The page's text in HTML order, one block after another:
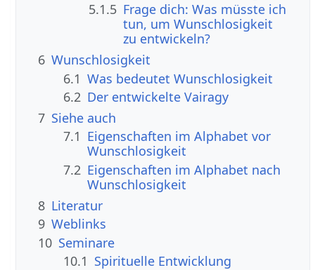
5.1.5 Frage dich: Was müsste ich
tun, um Wunschlosigkeit
zu entwickeln?
6 Wunschlosigkeit
6.1 Was bedeutet Wunschlosigkeit
6.2 Der entwickelte Vairagy
7 Siehe auch
7.1 Eigenschaften im Alphabet vor
Wunschlosigkeit
7.2 Eigenschaften im Alphabet nach
Wunschlosigkeit
8 Literatur
9 Weblinks
10 Seminare
10.1 Spirituelle Entwicklung